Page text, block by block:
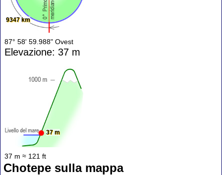
9347 km
87° 58' 59.988" Ovest
Elevazione: 37 m
37 m
37 m ≈ 121 ft
Chotepe sulla mappa